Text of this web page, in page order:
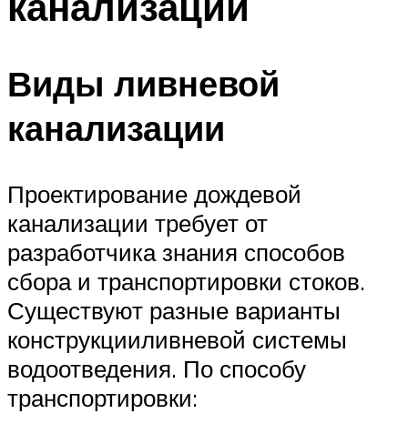
Виды ливневой
канализации
Проектирование дождевой
канализации требует от
разработчика знания способов
сбора и транспортировки стоков.
Существуют разные варианты
конструкцииливневой системы
водоотведения. По способу
транспортировки: